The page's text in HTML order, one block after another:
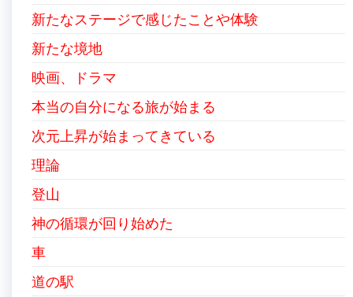
新たなステージで感じたことや体験
新たな境地
映画、ドラマ
本当の自分になる旅が始まる
次元上昇が始まってきている
理論
登山
神の循環が回り始めた
車
道の駅